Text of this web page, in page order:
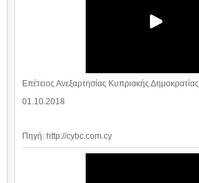
Επέτειος Ανεξαρτησίας Κυπριακής Δημοκρατίας
01.10.2018
Πηγή: http://cybc.com.cy